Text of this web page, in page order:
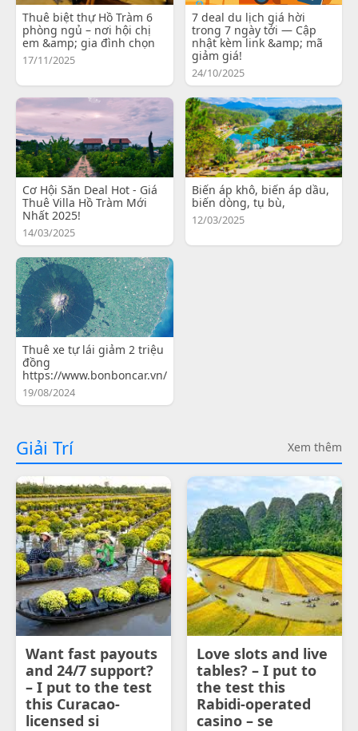
Thuê biệt thự Hồ Tràm 6
phòng ngủ – nơi hội chị
em &amp; gia đình chọn
17/11/2025
7 deal du lịch giá hời
trong 7 ngày tới — Cập
nhật kèm link &amp; mã
giảm giá!
24/10/2025
Cơ Hội Săn Deal Hot - Giá
Thuê Villa Hồ Tràm Mới
Nhất 2025!
14/03/2025
Biến áp khô, biến áp dầu,
biến dòng, tụ bù,
12/03/2025
Thuê xe tự lái giảm 2 triệu
đồng
https://www.bonboncar.vn/
19/08/2024
Giải Trí Xem thêm
Want fast payouts
and 24/7 support?
– I put to the test
this Curacao-
licensed si
Love slots and live
tables? – I put to
the test this
Rabidi-operated
casino – se